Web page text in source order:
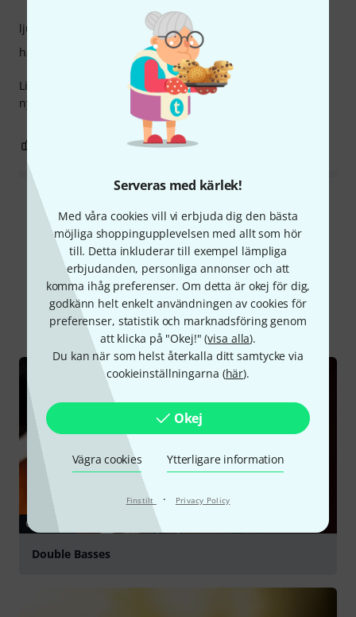
Serveras med kärlek!
Med våra cookies vill vi erbjuda dig den bästa
möjliga shoppingupplevelsen med allt som hör
till. Detta inkluderar till exempel lämpliga
erbjudanden, personliga annonser och att
komma ihåg preferenser. Om detta är okej för dig,
godkänn helt enkelt användningen av cookies för
preferenser, statistik och marknadsföring genom
att klicka på "Okej!" (visa alla).
Du kan när som helst återkalla ditt samtycke via
cookieinställningarna (här).
Okej
Vägra cookies Ytterligare information
Finstilt · Privacy Policy
Liten mutter och lätt, välbalanserat skaft. Perfekt för
nybörjare till ett bra pris.
ljud
hantverkskvalitet
ANMÄL RECENSION
Visste du?
Alla Onlineguide
GUIDE
Double Basses